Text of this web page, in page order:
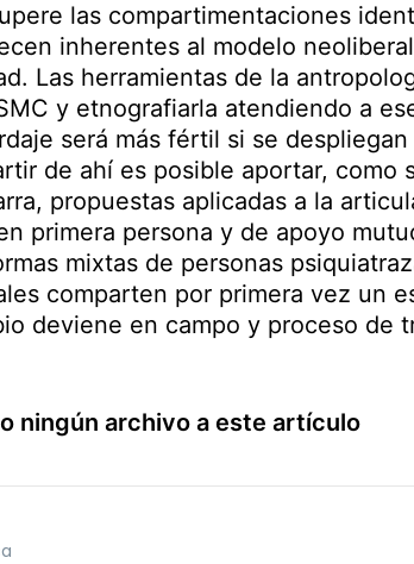
las compartimentaciones
inherentes al modelo
Las herramientas de la
y etnografiarla atendiendo a
será más fértil si se
de ahí es posible aportar, como
propuestas aplicadas a la
primera persona y de apoyo
mixtas de personas
comparten por primera vez un
deviene en campo y proceso de
ningún archivo a este artículo